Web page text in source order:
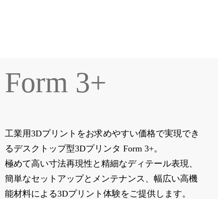
Form 3+
工業用3Dプリントをお求めやすい価格で実現でき
るデスクトップ型3Dプリンタ Form 3+。
極めて高い寸法再現性と精細なディテール表現、
簡単なセットアップとメンテナンス、幅広い高機
能材料による3Dプリント体験をご提供します。